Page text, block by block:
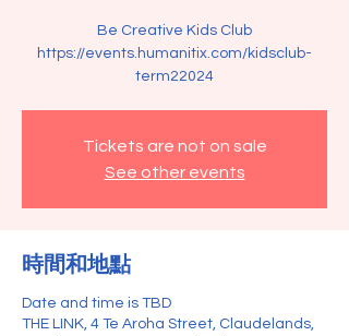
Be Creative Kids Club
https://events.humanitix.com/kidsclub-
term22024
Tickets are not on sale
See other events
時間和地點
Date and time is TBD
THE LINK, 4 Te Aroha Street, Claudelands,